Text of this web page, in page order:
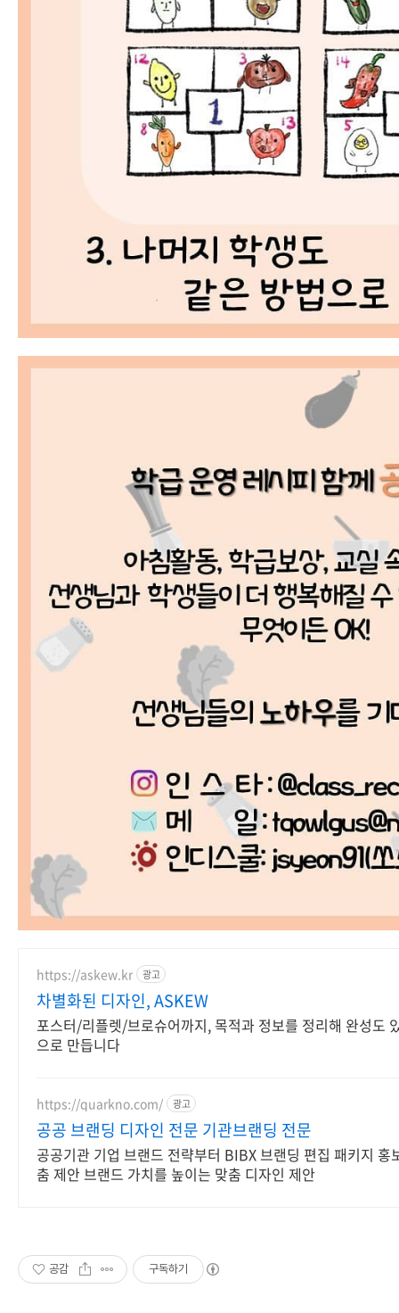
https://askew.kr 광고
차별화된 디자인, ASKEW
포스터/리플렛/브로슈어까지, 목적과 정보를 정리해 완성도
으로 만듭니다
https://quarkno.com/ 광고
공공 브랜딩 디자인 전문 기관브랜딩 전문
공공기관 기업 브랜드 전략부터 BIBX 브랜딩 편집 패키지 홍
춤 제안 브랜드 가치를 높이는 맞춤 디자인 제안
공감 구독하기